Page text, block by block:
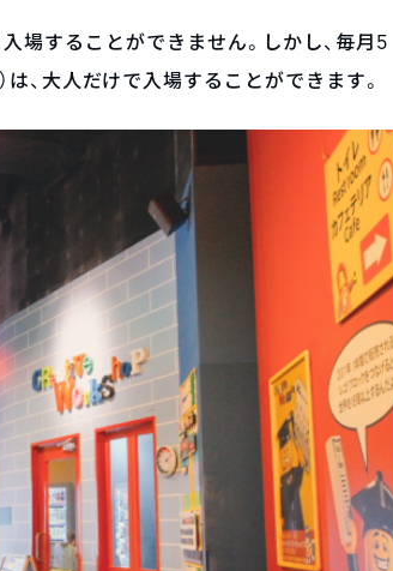
場することができません。しかし、毎月5
、大人だけで入場することができます。